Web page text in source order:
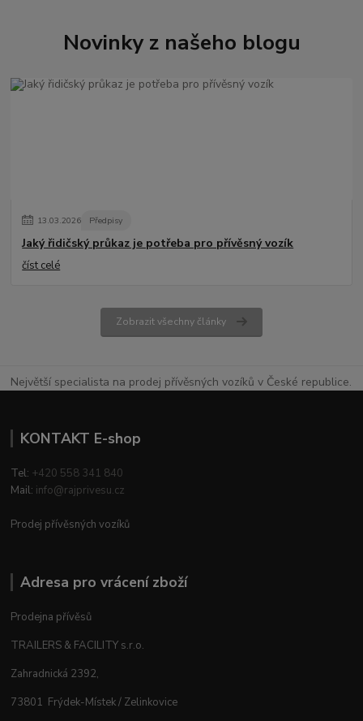
Novinky z našeho blogu
13.03.2026 Předpisy
Jaký řidičský průkaz je potřeba pro přívěsný vozík
číst celé
Zobrazit všechny články
Největší specialista na prodej přívěsných vozíků v České republice.
KONTAKT E-shop
Tel: +420 558 341 840
Mail: info@rajprivesu.cz
Prodej přívěsných vozíků
Adresa pro vrácení zboží
Prodejna přívěsů
TRAILERS & FACILITY s.r.o.
Zahradnická 2392,
73801 Frýdek-Místek / Zelinkovice